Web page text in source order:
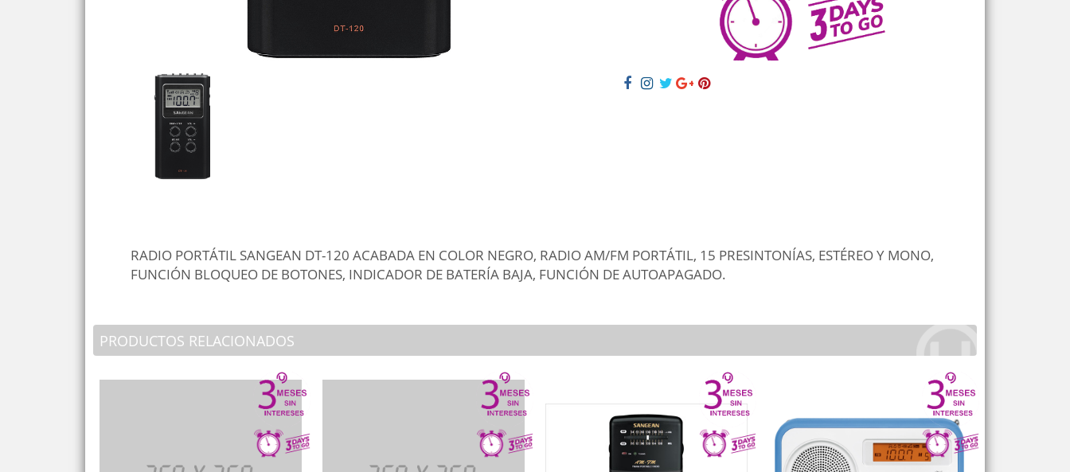
RADIO PORTÁTIL SANGEAN DT-120 ACABADA EN COLOR NEGRO, RADIO AM/FM PORTÁTIL, 15 PRESINTONÍAS, ESTÉREO Y MONO,
FUNCIÓN BLOQUEO DE BOTONES, INDICADOR DE BATERÍA BAJA, FUNCIÓN DE AUTOAPAGADO.
PRODUCTOS RELACIONADOS